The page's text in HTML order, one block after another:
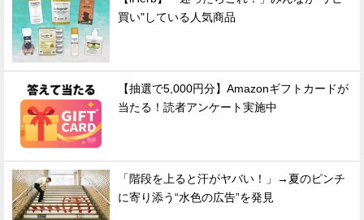
買い"している人気商品
【抽選で5,000円分】Amazonギフトカードが
当たる！読者アンケート実施中
「階段を上ると汗がヤバい！」→夏のピンチ
に寄り添う“水色の広告”を発見